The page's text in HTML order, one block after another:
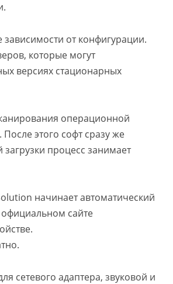
от конфигурации.
которые могут
версиях стационарных
операционной
этого софт сразу же
процесс занимает
начинает автоматический
официальном сайте
сетевого адаптера, звуковой и